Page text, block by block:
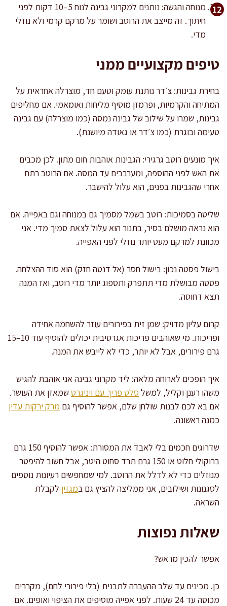
מנוחה והגשה: נותנים למקרוני גבינה לנוח 5–10 דקות לפני
חיתוך. זה מייצב את הרוטב ושומר על מרקם קרמי ולא נוזלי
מדי.
טיפים מקצועיים ממני
בחירת גבינות: צ׳דר נותנת עומק וטעם חד, מוצרלה אחראית על
המתיחה והקרמיות, ופרמזן מוסיף מליחות ואומאמי. אם מחליפים
גבינות, שמרו על שילוב של גבינה נמסה (כמו מוצרלה) עם גבינה
טעימה ובוגרת (כמו צ׳דר או גאודה מיושנת).
איך מונעים רוטב גרגירי: הגבינות אוהבות חום מתון. לכן מכבים
את האש לפני ההוספה, ומערבבים עד המסה. אם הרוטב רתח
אחרי שהגבינות בפנים, הוא עלול להישבר.
שליטה בסמיכות: רוטב בשמל מסמיך גם במנוחה וגם באפייה. אם
הוא נראה מושלם בסיר, בתנור הוא עלול לצאת סמיך מדי. אני
מכוונת למרקם מעט יותר נוזלי לפני האפייה.
בישול פסטה נכון: בישול חסר (אל דנטה חזק) הוא סוד ההצלחה.
פסטה מבושלת מדי תתפרק ותספוג יותר מדי רוטב, ואז המנה
תצא דחוסה.
קרום עליון מדויק: שמן זית בפירורים עוזר להשחמה אחידה
ופריכות. מי שאוהבים פריכות אגרסיבית יכולים להוסיף עוד 10–15
גרם פירורים, אבל לא יותר, כדי לא לייבש את המנה.
איך הופכים לארוחה מלאה: ליד מקרוני גבינה אני אוהבת להגיש
משהו רענן וקליל, למשל סלט פריך עם ויניגרט שמאזן את העושר.
אם בא לכם לבנות שולחן שלם, אפשר להוסיף גם מרק ירקות עדין
כמנה ראשונה.
שדרוגים חכמים בלי לאבד את המסורת: אפשר להוסיף 150 גרם
ברוקולי חלוט או 150 גרם תרד סחוט היטב, אבל חשוב להיפטר
מנוזלים כדי לא לדלל את הרוטב. למי שמחפשים רעיונות נוספים
לסגנונות ושילובים, אני ממליצה להציץ גם במגזין לקבלת
השראה.
שאלות נפוצות
אפשר להכין מראש?
כן. מכינים עד שלב ההעברה לתבנית (בלי פירורי לחם), מקררים
מכוסה עד 24 שעות. לפני אפייה מוסיפים את הציפוי ואופים. אם